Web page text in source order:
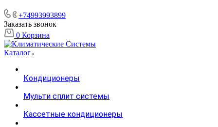
+74993993899
Заказать звонок
0 Корзина
Каталог
Кондиционеры
Мульти сплит системы
Кассетные кондиционеры